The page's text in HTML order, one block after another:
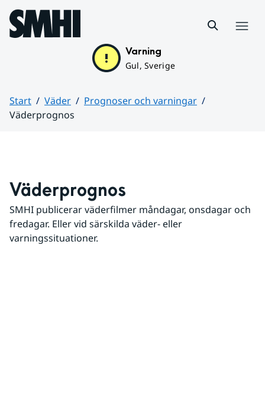
Hoppa till sidans innehåll
Varning
Gul, Sverige
Start Väder
Prognoser och varningar
Väderprognos
Väderprognos
SMHI publicerar väderfilmer måndagar, onsdagar och
fredagar. Eller vid särskilda väder- eller
varningssituationer.